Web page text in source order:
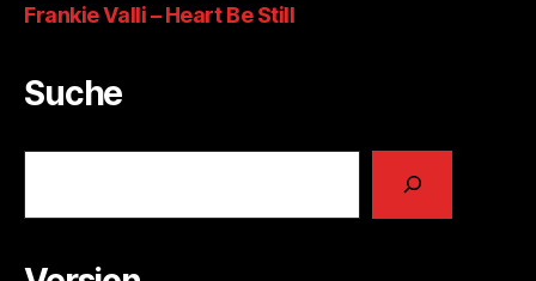
Frankie Valli – Heart Be Still
Suche